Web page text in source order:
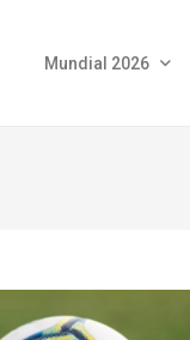
Mundial 2026